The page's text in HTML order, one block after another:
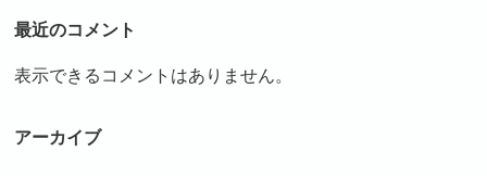
最近のコメント
表示できるコメントはありません。
アーカイブ